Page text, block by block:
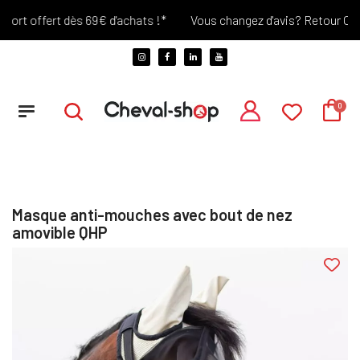
offert dès 69€ d'achats !* Vous changez d'avis? Retour
Masque anti-mouches avec bout de nez
amovible QHP